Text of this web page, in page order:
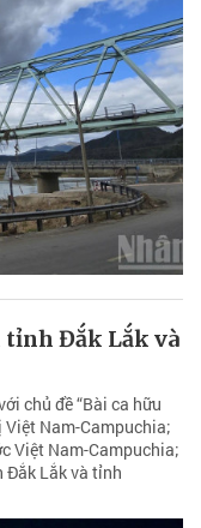
Đắk Lắk và
chủ đề “Bài ca hữu
Nam-Campuchia;
Việt Nam-Campuchia;
Đắk Lắk và tỉnh